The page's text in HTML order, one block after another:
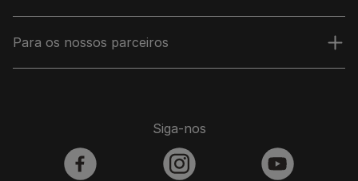
Para os nossos parceiros
Siga-nos
facebook instagram youtube